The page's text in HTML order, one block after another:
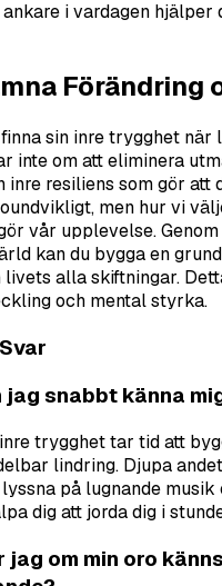
i vardagen hjälper
Förändring
sin inre trygghet när
inte om att eliminera
inre resiliens som gör att
men hur vi
vår upplevelse.
kan du bygga en
livets alla skiftningar.
och mental styrka.
jag snabbt känna
trygghet tar tid att
lindring. Djupa
på lugnande
dig att jorda dig i
jag om min oro känns